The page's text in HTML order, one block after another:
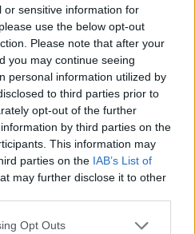
or sensitive information for
use the below opt-out
Please note that after your
you may continue seeing
personal information utilized by
to third parties prior to
opt-out of the further
by third parties on the
This information may
parties on the IAB’s List of
may further disclose it to other
Opt Outs